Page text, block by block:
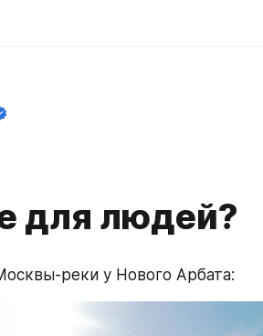
для людей?
реки у Нового Арбата: